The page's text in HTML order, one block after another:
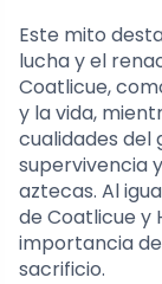
Este mito
lucha y el
Coatlicue,
y la vida,
cualidades del
supervivencia
aztecas. Al
de Coatlicue y
importancia
sacrificio.